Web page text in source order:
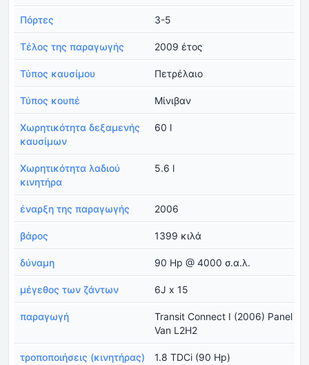
Πόρτες 3-5
Τέλος της παραγωγής 2009 έτος
Τύπος καυσίμου Πετρέλαιο
Τύπος κουπέ Μίνιβαν
Χωρητικότητα δεξαμενής
καυσίμων
60 l
Χωρητικότητα λαδιού
κινητήρα
5.6 l
έναρξη της παραγωγής 2006
βάρος 1399 κιλά
δύναμη 90 Hp @ 4000 σ.α.λ.
μέγεθος των ζάντων 6J x 15
παραγωγή
Transit Connect I (2006) Panel
Van L2H2
τροποποιήσεις (κινητήρας) 1.8 TDCi (90 Hp)